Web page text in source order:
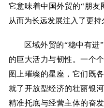
它意味着中国外贸的“朋友
从而为长远发展注入了更持
区域外贸的“稳中有进
的巨大活力与韧性。一个
图上璀璨的星座，它们既
就了开放型经济的壮丽银
精准托底与经营主体的奋